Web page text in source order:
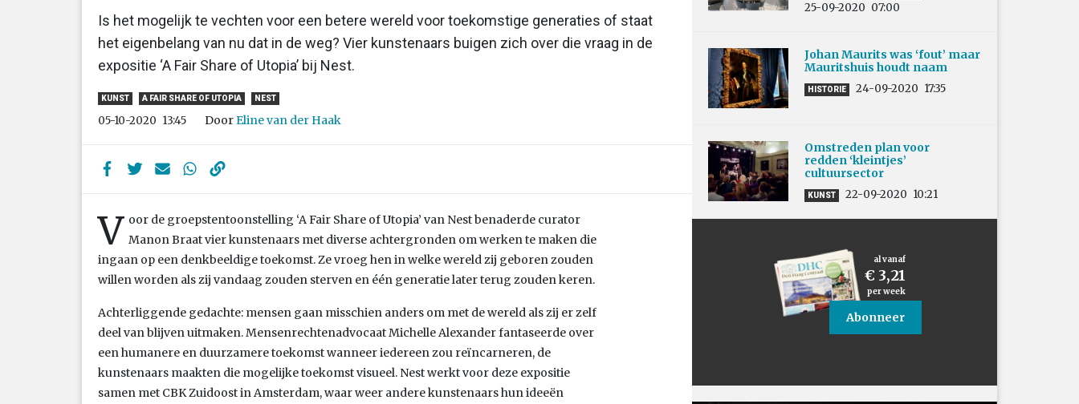
Is het mogelijk te vechten voor een betere wereld voor toekomstige generaties of staat
het eigenbelang van nu dat in de weg? Vier kunstenaars buigen zich over die vraag in de
expositie ‘A Fair Share of Utopia’ bij Nest.
KUNST A FAIR SHARE OF UTOPIA NEST
05-10-2020 13:45 DoorEline van der Haak
V oor de groepstentoonstelling ‘A Fair Share of Utopia’ van Nest benaderde curator
Manon Braat vier kunstenaars met diverse achtergronden om werken te maken die
ingaan op een denkbeeldige toekomst. Ze vroeg hen in welke wereld zij geboren zouden
willen worden als zij vandaag zouden sterven en één generatie later terug zouden keren.
Achterliggende gedachte: mensen gaan misschien anders om met de wereld als zij er zelf
deel van blijven uitmaken. Mensenrechtenadvocaat Michelle Alexander fantaseerde over
een humanere en duurzamere toekomst wanneer iedereen zou reïncarneren, de
kunstenaars maakten die mogelijke toekomst visueel. Nest werkt voor deze expositie
samen met CBK Zuidoost in Amsterdam, waar weer andere kunstenaars hun ideeën
25-09-2020 07:00
Johan Maurits was ‘fout’ maar
Mauritshuis houdt naam
HISTORIE 24-09-2020 17:35
Omstreden plan voor
redden ‘kleintjes’
cultuursector
KUNST 22-09-2020 10:21
al vanaf
€ 3,21
per week
Abonneer